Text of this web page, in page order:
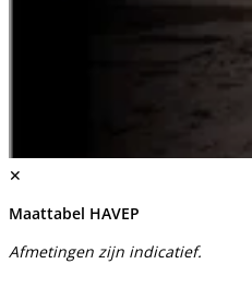
✕
Maattabel HAVEP
Afmetingen zijn indicatief.